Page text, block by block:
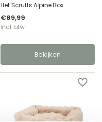
Het Scruffs Alpine Box ...
€89,99
Incl. btw
Bekijken